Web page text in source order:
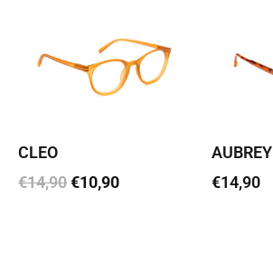
CLEO
€14,90€10,90
AUBREY
€14,90